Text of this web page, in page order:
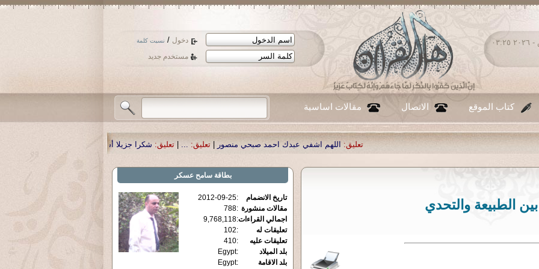
دخول / نسيت كلمة
مستخدم جديد
السبت ٠٨ - أغسطس - ٢٠٢٦ ٠٣:٢٥
كتاب الموقع الاتصال مقالات اساسية
اللهم اشفي عبدك احمد صبحي منصور |تعليق: ...
| تعليق: شكرا جزيلا أستاذ حمد الحمد .أكرمكم الله .
بين الطبيعة والتحدي
بطاقةسامح عسكر
تاريخ الانضمام :
2012-09-25
مقالات منشورة :
788
اجمالي القراءات:
9,768,118
تعليقات له
:
102
تعليقات عليه
:
410
بلد الميلاد
:
Egypt
بلد الاقامة
:
Egypt